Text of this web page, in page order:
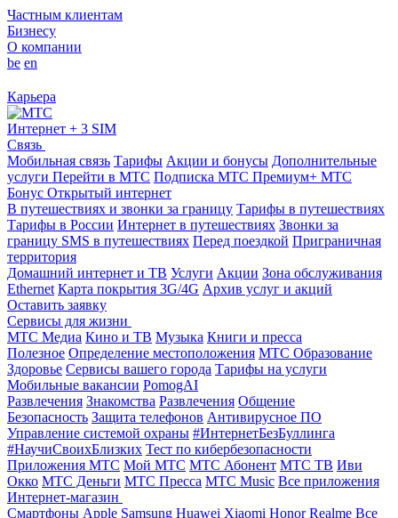
Частным клиентам
Бизнесу
О компании
be en
Карьера
Интернет + 3 SIM
Связь
Мобильная связь Тарифы Акции и бонусы Дополнительные
услуги Перейти в МТС Подписка МТС Премиум+ МТС
Бонус Открытый интернет
В путешествиях и звонки за границу Тарифы в путешествиях
Тарифы в России Интернет в путешествиях Звонки за
границу SMS в путешествиях Перед поездкой Приграничная
территория
Домашний интернет и ТВ Услуги Акции Зона обслуживания
Ethernet Карта покрытия 3G/4G Архив услуг и акций
Оставить заявку
Сервисы для жизни
МТС Медиа Кино и ТВ Музыка Книги и пресса
Полезное Определение местоположения МТС Образование
Здоровье Сервисы вашего города Тарифы на услуги
Мобильные вакансии PomogAI
Развлечения Знакомства Развлечения Общение
Безопасность Защита телефонов Антивирусное ПО
Управление системой охраны #ИнтернетБезБуллинга
#НаучиСвоихБлизких Тест по кибербезопасности
Приложения МТС Мой МТС МТС Абонент МТС ТВ Иви
Окко МТС Деньги МТС Пресса МТС Music Все приложения
Интернет-магазин
Смартфоны Apple Samsung Huawei Xiaomi Honor Realme Все